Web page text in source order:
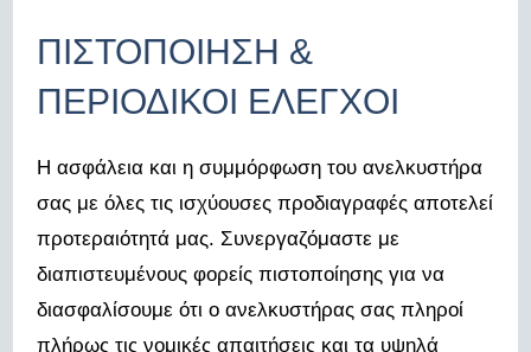
ΠΙΣΤΟΠΟΙΗΣΗ &
ΠΕΡΙΟΔΙΚΟΙ ΕΛΕΓΧΟΙ
Η ασφάλεια και η συμμόρφωση του ανελκυστήρα
σας με όλες τις ισχύουσες προδιαγραφές αποτελεί
προτεραιότητά μας. Συνεργαζόμαστε με
διαπιστευμένους φορείς πιστοποίησης για να
διασφαλίσουμε ότι ο ανελκυστήρας σας πληροί
πλήρως τις νομικές απαιτήσεις και τα υψηλά